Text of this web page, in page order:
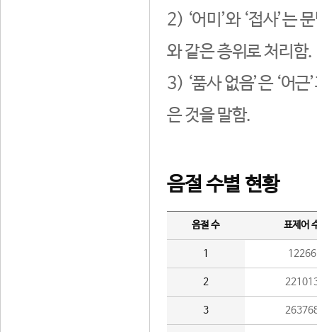
2) ‘어미’와 ‘접사’는
와 같은 층위로 처리함.
3) ‘품사 없음’은 ‘어
은 것을 말함.
음절 수별 현황
음절 수 표제어
1 12266
2
3